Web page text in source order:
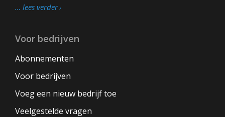
… lees verder
Voor bedrijven
Abonnementen
Voor bedrijven
Voeg een nieuw bedrijf toe
Veelgestelde vragen